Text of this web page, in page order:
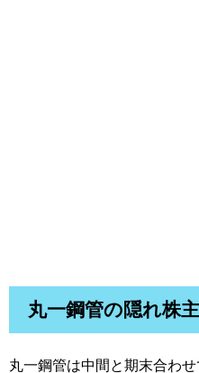
丸一鋼管の隠れ株
丸一鋼管は中間と期末合わ